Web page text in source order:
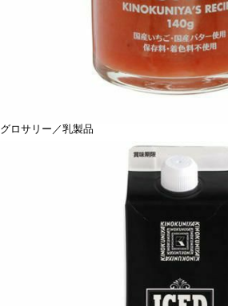
グロサリー／乳製品